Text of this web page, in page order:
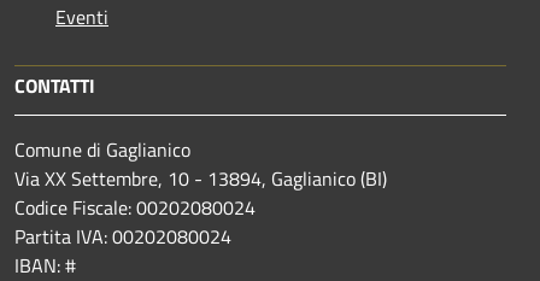
Eventi
CONTATTI
Comune di Gaglianico
Via XX Settembre, 10 - 13894, Gaglianico (BI)
Codice Fiscale: 00202080024
Partita IVA: 00202080024
IBAN: #